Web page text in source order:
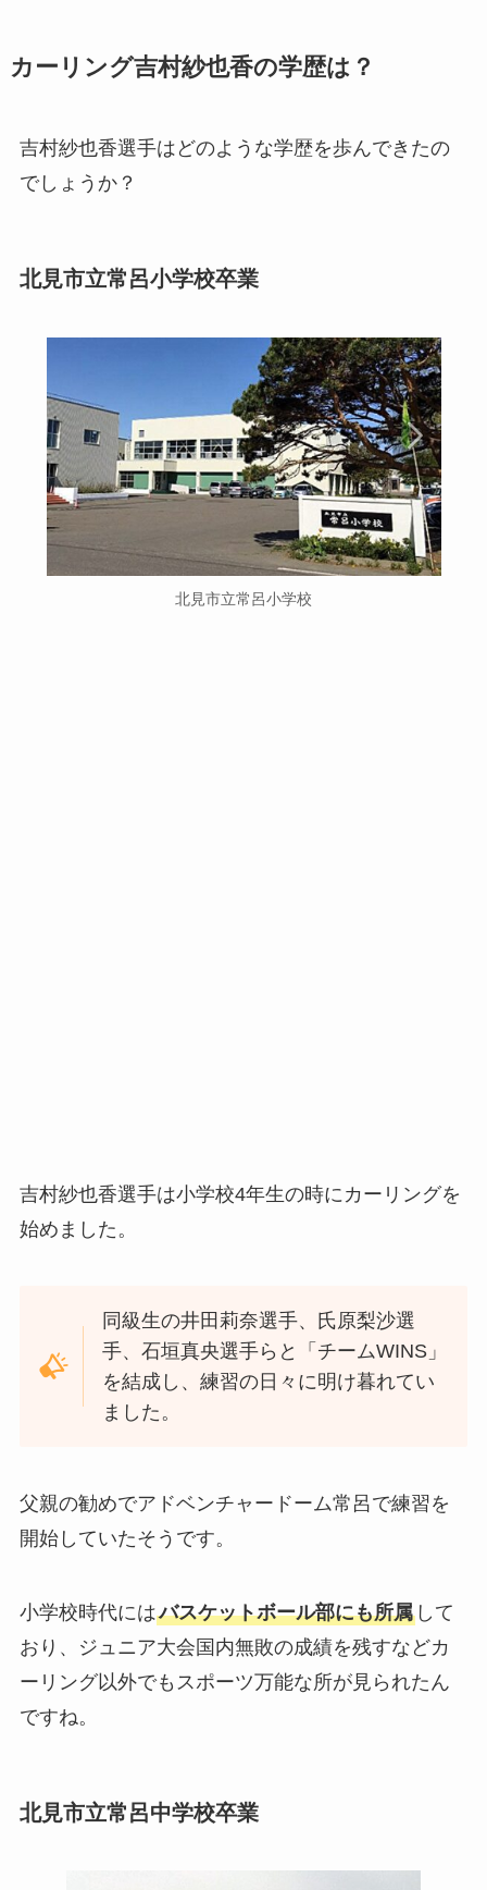
カーリング吉村紗也香の学歴は？
吉村紗也香選手はどのような学歴を歩んできたの
でしょうか？
北見市立常呂小学校卒業
北見市立常呂小学校
吉村紗也香選手は小学校4年生の時にカーリングを
始めました。
同級生の井田莉奈選手、氏原梨沙選
手、石垣真央選手らと「チームWINS」
を結成し、練習の日々に明け暮れてい
ました。
父親の勧めでアドベンチャードーム常呂で練習を
開始していたそうです。
小学校時代にはバスケットボール部にも所属して
おり、ジュニア大会国内無敗の成績を残すなどカ
ーリング以外でもスポーツ万能な所が見られたん
ですね。
北見市立常呂中学校卒業